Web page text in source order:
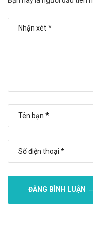
ngưng dùng thuốc và
Nhà sản xuất
Sản xuất tại: ARCMAN
Sản phẩm
Dialevel
Đường huyết Nhất
ĐĂNG BÌNH LUẬN